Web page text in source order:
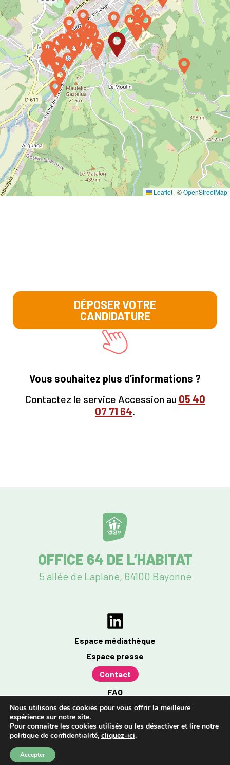
Leaflet | ©OpenStreetMap
DÉPOSER VOTRE
CANDIDATURE
Vous souhaitez plus d’informations ?
Contactez le service Accession au 05 40
07 71 64.
OFFICE 64 DE L’HABITAT
5 allée de Laplane, 64100 Bayonne
Espace médiathèque
Espace presse
Contact
FAQ
Mentions légales
Politique de confidentialité
Accessibilité : partiellement conforme à 96%
Nous utilisons des cookies pour vous offrir la meilleure
expérience sur notre site.
Pour connaitre les cookies utilisés ou les désactiver et lire notre
politique de confidentialité, cliquez-ici.
Accepter